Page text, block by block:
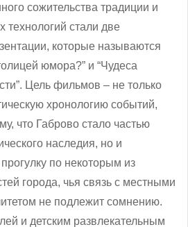
сожительства традиции и
стали две
которые называются
юмора?” и “Чудеса
Цель фильмов – не только
хронологию событий,
что Габрово стало частью
наследия, но и
по некоторым из
города, чья связь с местными
не подлежит сомнению.
и детским развлекательным